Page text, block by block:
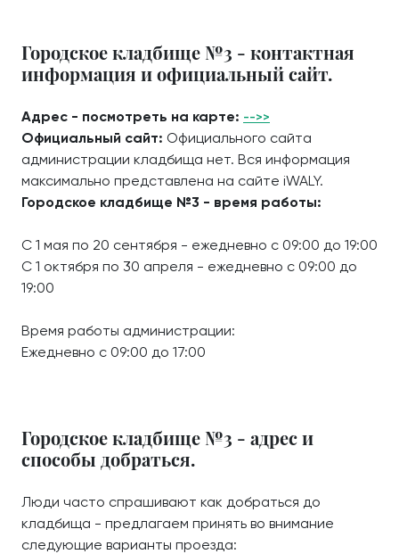
Городское кладбище №3 - контактная
информация и официальный сайт.
Адрес - посмотреть на карте: -->>
Официальный сайт: Официального сайта
администрации кладбища нет. Вся информация
максимально представлена на сайте iWALY.
Городское кладбище №3 - время работы:
С 1 мая по 20 сентября - ежедневно с 09:00 до 19:00
С 1 октября по 30 апреля - ежедневно с 09:00 до
19:00
Время работы администрации:
Ежедневно с 09:00 до 17:00
Городское кладбище №3 - адрес и
способы добраться.
Люди часто спрашивают как добраться до
кладбища - предлагаем принять во внимание
следующие варианты проезда: